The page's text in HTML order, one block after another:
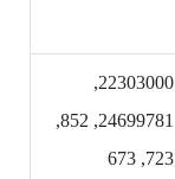
22303000,
24699781, 852,
723, 673